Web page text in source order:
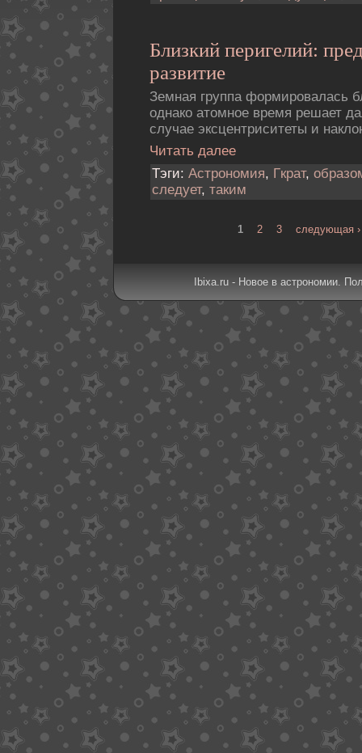
Близкий перигелий:
развитие
Земная группа формировалась
однако атомное время решает
случае эксцентриситеты и
Читать далее
Тэги: Астрономия, Гкрат,
следует, таким
1 2 3 следующая ›
Ibixa.ru - Новое в астрономии.